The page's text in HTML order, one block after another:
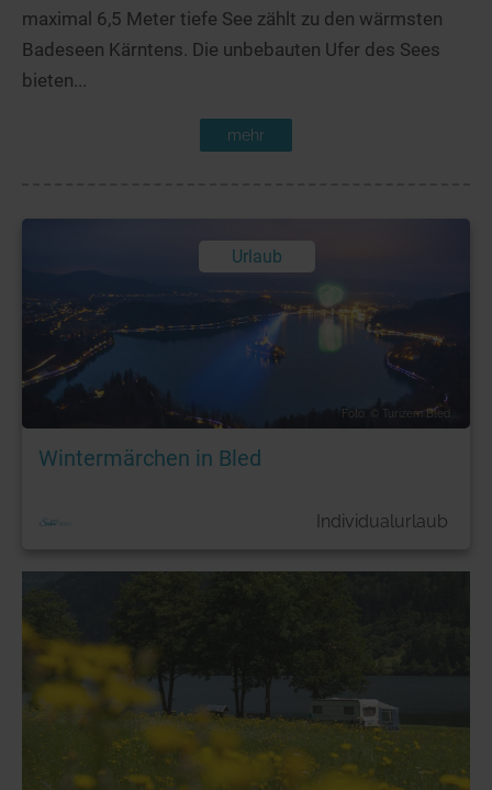
maximal 6,5 Meter tiefe See zählt zu den wärmsten
Badeseen Kärntens. Die unbebauten Ufer des Sees
bieten...
mehr
Urlaub
Foto: © Turizem Bled
Wintermärchen in Bled
Individualurlaub